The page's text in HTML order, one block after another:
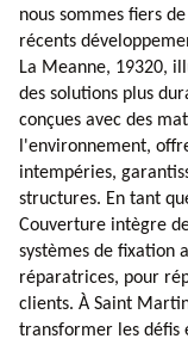
nous sommes fiers
récents
La Meanne, 19320,
des solutions plus
conçues avec des
l'environnement,
intempéries,
structures. En tant
Couverture intègre
systèmes de fixation
réparatrices, pour
clients. À Saint
transformer les défis